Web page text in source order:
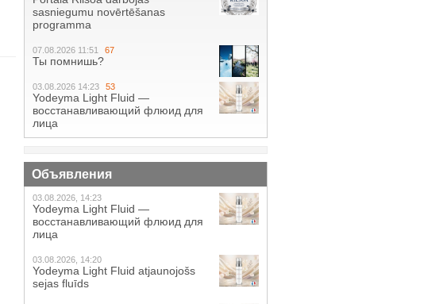
sasniegumu novērtēšanas
programma
07.08.2026 11:51 67
Ты помнишь?
03.08.2026 14:23 53
Yodeyma Light Fluid —
восстанавливающий флюид для
лица
Объявления
03.08.2026, 14:23
Yodeyma Light Fluid —
восстанавливающий флюид для
лица
03.08.2026, 14:20
Yodeyma Light Fluid atjaunojošs
sejas fluīds